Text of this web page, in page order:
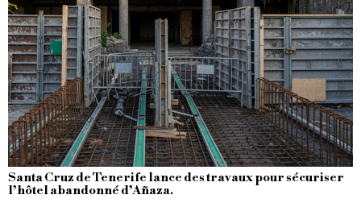
Santa Cruz de Tenerife lance des travaux pour sécuriser
l’hôtel abandonné d’Añaza.